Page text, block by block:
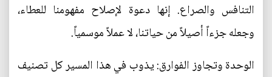
التنافس والصراع. إنها دعوة لإصلاح مفهومنا للعطاء،
وجعله جزءاً أصيلاً من حياتنا، لا عملاً موسمياً.
الوحدة وتجاوز الفوارق: يذوب في هذا المسير كل تصنيف